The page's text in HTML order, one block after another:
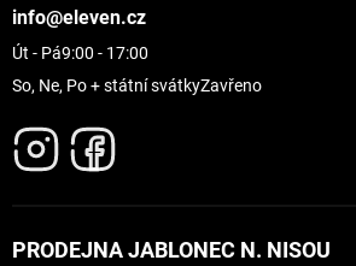
info@eleven.cz
Út - Pá9:00 - 17:00
So, Ne, Po + státní svátkyZavřeno
PRODEJNA JABLONEC N. NISOU